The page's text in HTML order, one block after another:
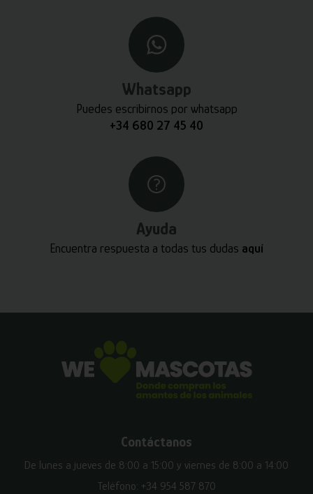
Whatsapp
Puedes escribirnos por whatsapp
+34 680 27 45 40
Ayuda
Encuentra respuesta a todas tus dudas aquí
Contáctanos
De lunes a jueves de 8:00 a 15:00 y viernes de 8:00 a 14:00
Teléfono: +34 954 587 870